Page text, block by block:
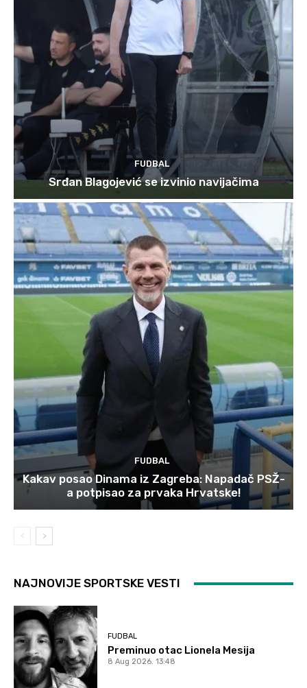
FUDBAL
Srđan Blagojević se izvinio navijačima
FUDBAL
Kakav posao Dinama iz Zagreba: Napadač PSŽ-
a potpisao za prvaka Hrvatske!
NAJNOVIJE SPORTSKE VESTI
FUDBAL
Preminuo otac Lionela Mesija
8 Aug 2026. 13:48